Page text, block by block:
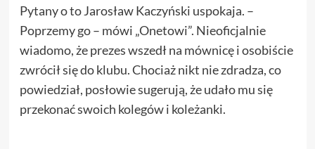
Pytany o to Jarosław Kaczyński uspokaja. –
Poprzemy go – mówi „Onetowi”. Nieoficjalnie
wiadomo, że prezes wszedł na mównicę i osobiście
zwrócił się do klubu. Chociaż nikt nie zdradza, co
powiedział, posłowie sugerują, że udało mu się
przekonać swoich kolegów i koleżanki.